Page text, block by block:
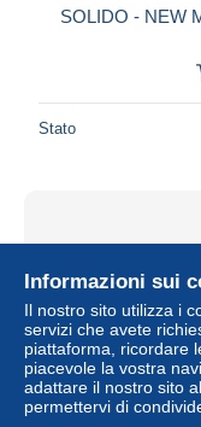
SOLIDO - NEW
Stato
Informazioni sui
Il nostro sito utilizza i
servizi che avete
piattaforma, ricordare
piacevole la vostra
adattare il nostro sito
permettervi di